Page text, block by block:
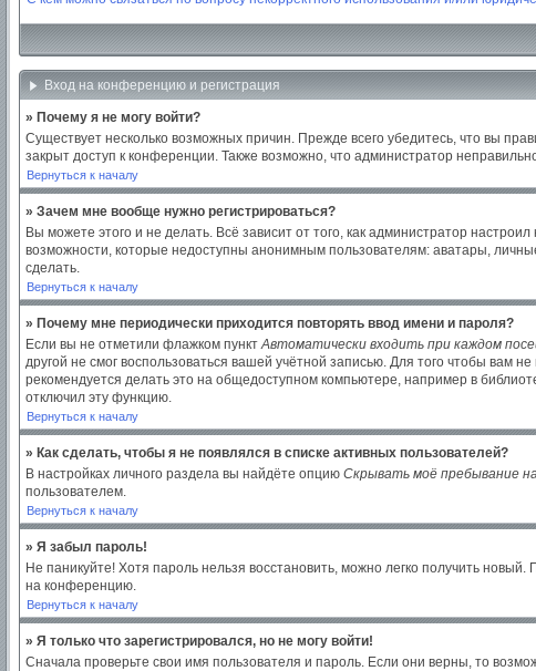
Вход на конференцию и регистрация
» Почему я не могу войти?
Существует несколько возможных причин. Прежде всего убедитесь, что вы
закрыт доступ к конференции. Также возможно, что администратор
Вернуться к началу
» Зачем мне вообще нужно регистрироваться?
Вы можете этого и не делать. Всё зависит от того, как администратор
возможности, которые недоступны анонимным пользователям: аватары,
сделать.
Вернуться к началу
» Почему мне периодически приходится повторять ввод имени и пароля?
Если вы не отметили флажком пунктАвтоматически входить при каждом
другой не смог воспользоваться вашей учётной записью. Для того чтобы вам
рекомендуется делать это на общедоступном компьютере, например в
отключил эту функцию.
Вернуться к началу
» Как сделать, чтобы я не появлялся в списке активных пользователей?
В настройках личного раздела вы найдёте опцию Скрывать моё пребывание
пользователем.
Вернуться к началу
» Я забыл пароль!
Не паникуйте! Хотя пароль нельзя восстановить, можно легко получить
на конференцию.
Вернуться к началу
» Я только что зарегистрировался, но не могу войти!
Сначала проверьте свои имя пользователя и пароль. Если они верны, то